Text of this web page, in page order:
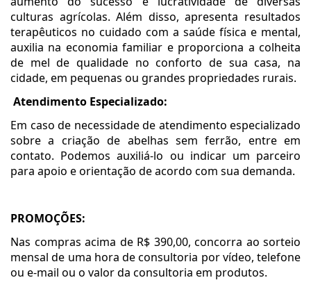
culturas agrícolas. Além disso, apresenta resultados
terapêuticos no cuidado com a saúde física e mental,
auxilia na economia familiar e proporciona a colheita
de mel de qualidade no conforto de sua casa, na
cidade, em pequenas ou grandes propriedades rurais.
Atendimento Especializado:
Em caso de necessidade de atendimento especializado
sobre a criação de abelhas sem ferrão, entre em
contato. Podemos auxiliá-lo ou indicar um parceiro
para apoio e orientação de acordo com sua demanda.
PROMOÇÕES:
Nas compras acima de R$ 390,00, concorra ao sorteio
mensal de uma hora de consultoria por vídeo, telefone
ou e-mail ou o valor da consultoria em produtos.